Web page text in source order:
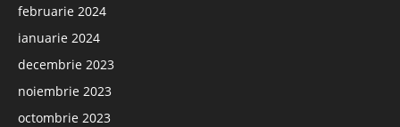
februarie 2024
ianuarie 2024
decembrie 2023
noiembrie 2023
octombrie 2023